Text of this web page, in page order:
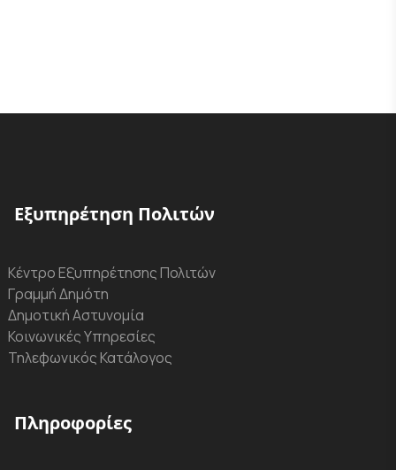
Εξυπηρέτηση Πολιτών
Κέντρο Εξυπηρέτησης Πολιτών
Γραμμή Δημότη
Δημοτική Αστυνομία
Κοινωνικές Υπηρεσίες
Τηλεφωνικός Κατάλογος
Πληροφορίες